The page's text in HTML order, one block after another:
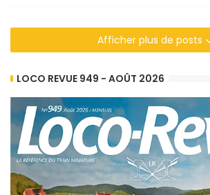
Afficher plus de posts
LOCO REVUE 949 - AOÛT 2026